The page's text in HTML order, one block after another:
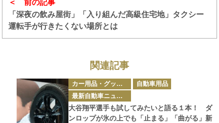
前の記事
「深夜の飲み屋街」「入り組んだ高級住宅地」タクシー
運転手が行きたくない場所とは
関連記事
カ
テ
ゴ
リ
ー
カー用品・グッズ情報
自動車用品
最新自動車ニュース
大谷翔平選手も試してみたいと語る１本！ ダ
ンロップが氷の上でも「止まる」「曲がる」新